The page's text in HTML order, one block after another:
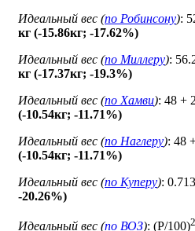
Идеальный вес (по Робинсону):
кг (-15.86кг; -17.62%)
Идеальный вес (по Миллеру):
кг (-17.37кг; -19.3%)
Идеальный вес (по Хамви): 48 +
(-10.54кг; -11.71%)
Идеальный вес (по Наглеру): 48
(-10.54кг; -11.71%)
Идеальный вес (по Куперу):
-20.26%)
Идеальный вес (по ВОЗ): (P/100)2